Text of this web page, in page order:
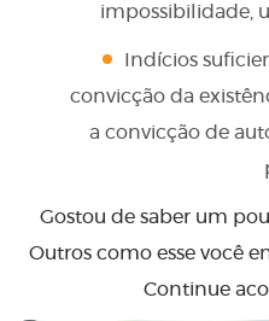
impossibilidade,
Indícios
convicção da
a convicção de
Gostou de saber um
Outros como esse você
Continue